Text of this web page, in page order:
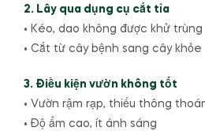
2. Lây qua dụng cụ cắt tỉa
• Kéo, dao không được khử trùng
• Cắt từ cây bệnh sang cây khỏe
3. Điều kiện vườn không tốt
• Vườn rậm rạp, thiếu thông
• Độ ẩm cao, ít ánh sáng